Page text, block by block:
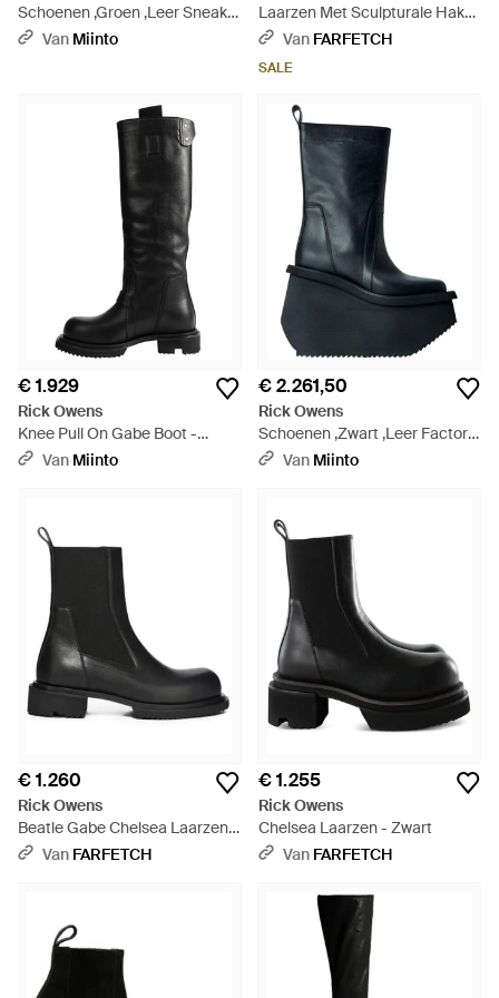
Schoenen ,Groen ,Leer Sneaks
Sportschoenen - Grijs
Van Miinto
Laarzen Met Sculpturale Hak
En Open Neus - Zwart
Van FARFETCH
SALE
€ 1.929
Rick Owens
Knee Pull On Gabe Boot -
Zwart
Van Miinto
€ 2.261,50
Rick Owens
Schoenen ,Zwart ,Leer Factory
Leren Laarzen - Blauw
Van Miinto
€ 1.260
Rick Owens
Beatle Gabe Chelsea Laarzen -
Zwart
Van FARFETCH
€ 1.255
Rick Owens
Chelsea Laarzen - Zwart
Van FARFETCH